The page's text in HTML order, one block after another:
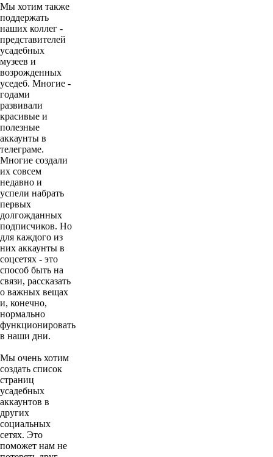
Мы хотим также
поддержать
наших коллег -
представителей
усадебных
музеев и
возрожденных
уседеб. Многие -
годами
развивали
красивые и
полезные
аккаунты в
телеграме.
Многие создали
их совсем
недавно и
успели набрать
первых
долгожданных
подписчиков. Но
для каждого из
них аккаунты в
соцсетях - это
способ быть на
связи, рассказать
о важных вещах
и, конечно,
нормально
функционировать
в наши дни.
Мы очень хотим
создать список
страниц
усадебных
аккаунтов в
других
социальных
сетях. Это
поможет нам не